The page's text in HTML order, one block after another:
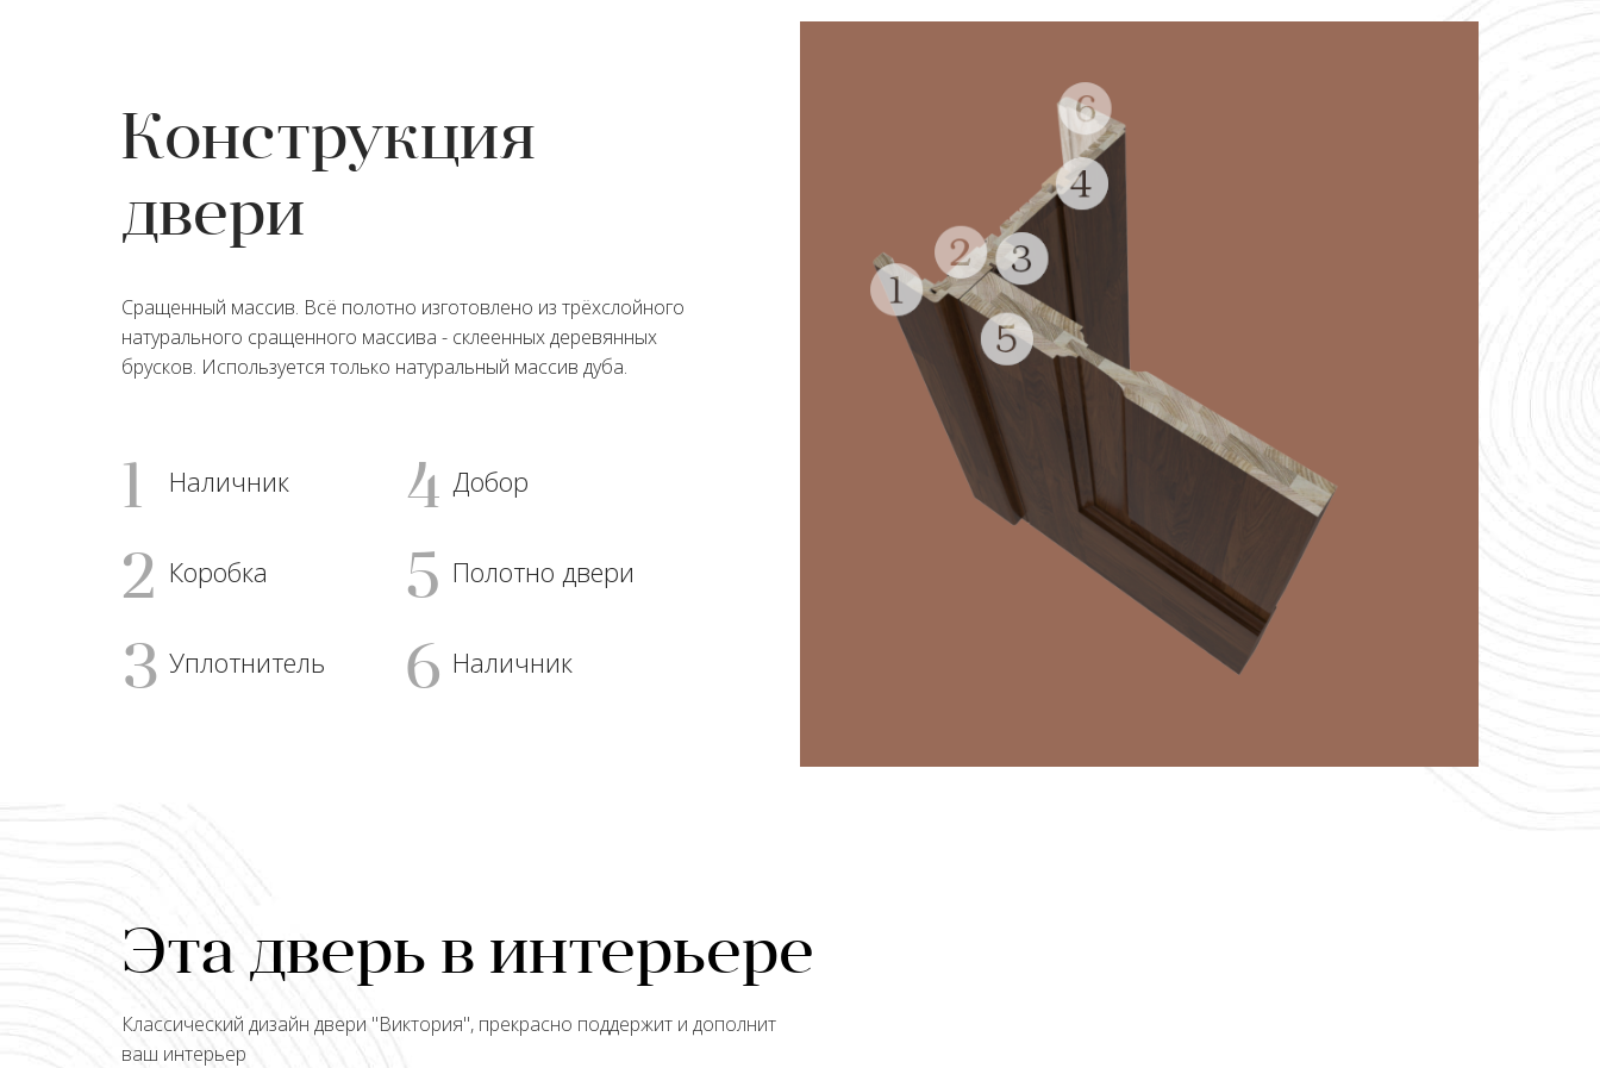
Конструкция
двери
Сращенный массив. Всё полотно изготовлено из трёхслойного
натурального сращенного массива - склеенных деревянных
брусков. Используется только натуральный массив дуба.
1 Наличник 4 Добор
2 Коробка 5 Полотно двери
3 Уплотнитель 6 Наличник
Эта дверь в интерьере
Классический дизайн двери "Виктория", прекрасно поддержит и дополнит
ваш интерьер